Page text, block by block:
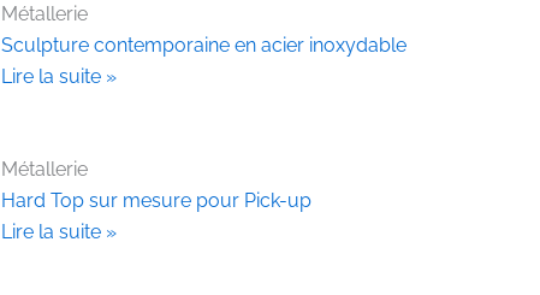
Métallerie
Sculpture contemporaine en acier inoxydable
Lire la suite »
Métallerie
Hard Top sur mesure pour Pick-up
Lire la suite »